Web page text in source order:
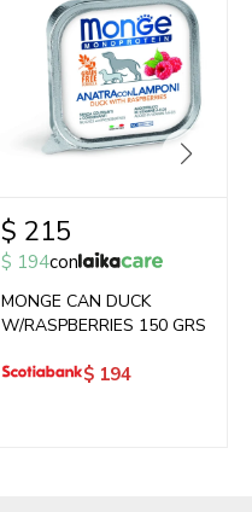
$ 215
$ 194con
MONGE CAN DUCK
W/RASPBERRIES 150 GRS
$ 194